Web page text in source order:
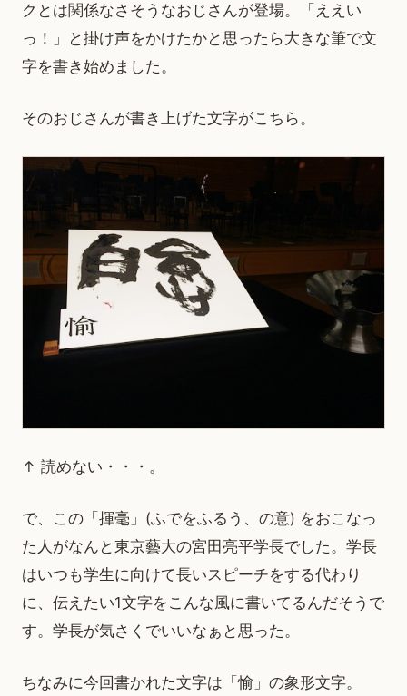
クとは関係なさそうなおじさんが登場。「ええい
っ！」と掛け声をかけたかと思ったら大きな筆で文
字を書き始めました。
そのおじさんが書き上げた文字がこちら。
↑ 読めない・・・。
で、この「揮毫」(ふでをふるう、の意) をおこなっ
た人がなんと東京藝大の宮田亮平学長でした。学長
はいつも学生に向けて長いスピーチをする代わり
に、伝えたい1文字をこんな風に書いてるんだそうで
す。学長が気さくでいいなぁと思った。
ちなみに今回書かれた文字は「愉」の象形文字。